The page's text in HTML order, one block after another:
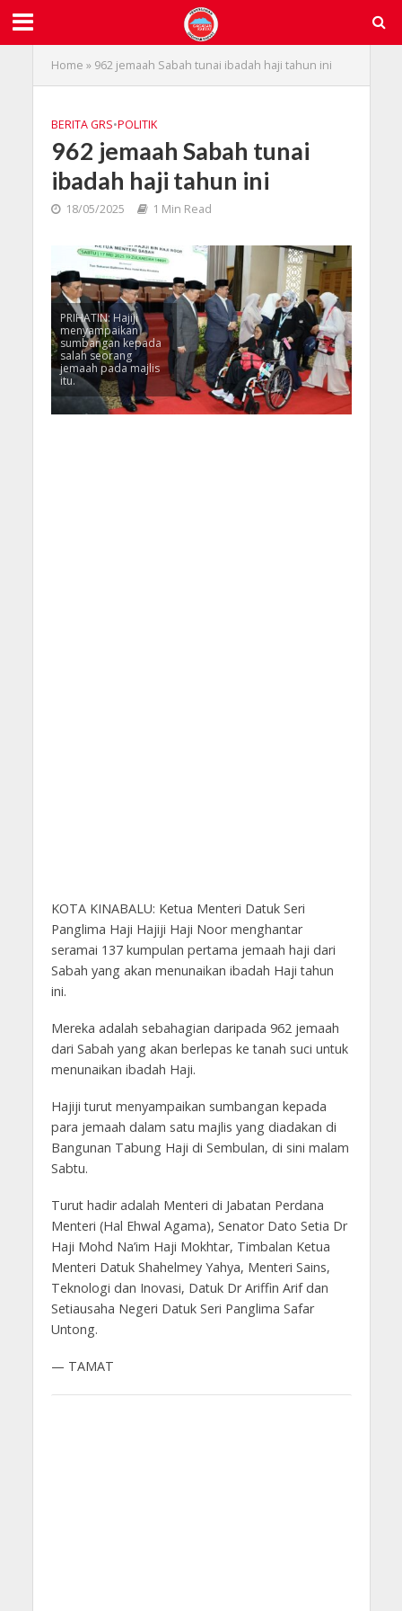
Home » 962 jemaah Sabah tunai ibadah haji tahun ini
BERITA GRS•POLITIK
962 jemaah Sabah tunai
ibadah haji tahun ini
18/05/2025 1 Min Read
PRIHATIN: Hajiji
menyampaikan
sumbangan kepada
salah seorang
jemaah pada majlis
itu.
KOTA KINABALU: Ketua Menteri Datuk Seri
Panglima Haji Hajiji Haji Noor menghantar
seramai 137 kumpulan pertama jemaah haji dari
Sabah yang akan menunaikan ibadah Haji tahun
ini.
Mereka adalah sebahagian daripada 962 jemaah
dari Sabah yang akan berlepas ke tanah suci untuk
menunaikan ibadah Haji.
Hajiji turut menyampaikan sumbangan kepada
para jemaah dalam satu majlis yang diadakan di
Bangunan Tabung Haji di Sembulan, di sini malam
Sabtu.
Turut hadir adalah Menteri di Jabatan Perdana
Menteri (Hal Ehwal Agama), Senator Dato Setia Dr
Haji Mohd Na’im Haji Mokhtar, Timbalan Ketua
Menteri Datuk Shahelmey Yahya, Menteri Sains,
Teknologi dan Inovasi, Datuk Dr Ariffin Arif dan
Setiausaha Negeri Datuk Seri Panglima Safar
Untong.
— TAMAT